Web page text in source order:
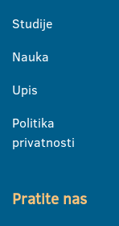
Studije
Nauka
Upis
Politika
privatnosti
Pratite nas